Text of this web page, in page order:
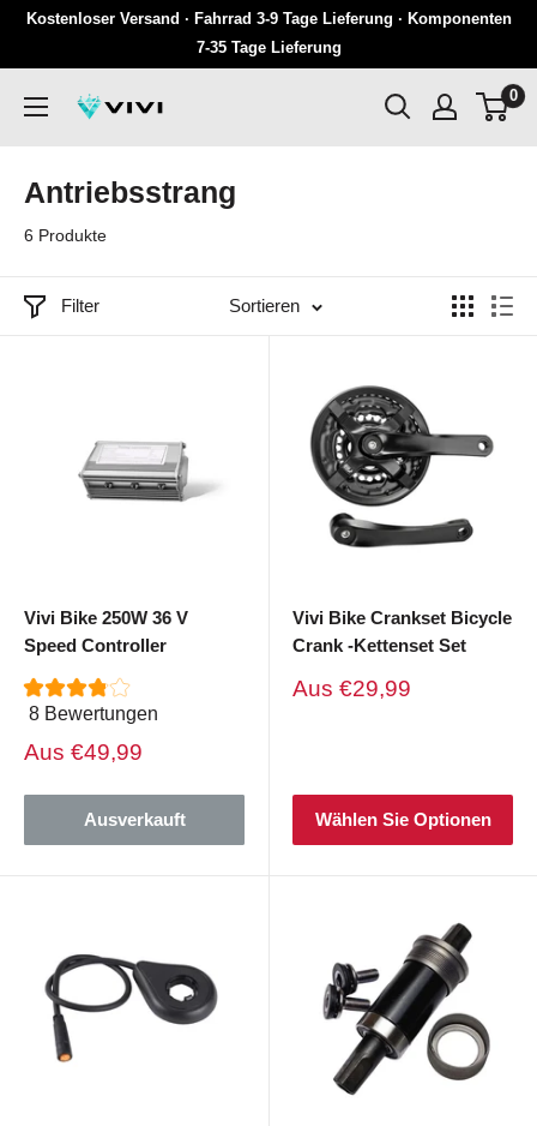
Überspringen
Inhalten
Kostenloser Versand · Fahrrad 3-9 Tage Lieferung · Komponenten
7-35 Tage Lieferung
VIVI
0
Antriebsstrang
6 Produkte
Filter Sortieren
Vivi Bike 250W 36 V
Speed ​​Controller
8 Bewertungen
Verkaufspreis
Aus €49,99
Ausverkauft
Vivi Bike Crankset Bicycle
Crank -Kettenset Set
Verkaufspreis
Aus €29,99
Wählen Sie Optionen